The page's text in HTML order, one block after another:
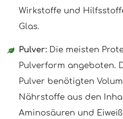
Wirkstoffe und
Glas.
Pulver:Die meisten
Pulverform angeboten.
Pulver benötigten
Nährstoffe aus den
Aminosäuren und